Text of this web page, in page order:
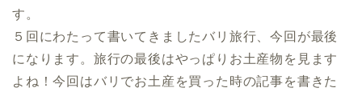
す。
５回にわたって書いてきましたバリ旅行、今回が最後
になります。旅行の最後はやっぱりお土産物を見ます
よね！今回はバリでお土産を買った時の記事を書きた